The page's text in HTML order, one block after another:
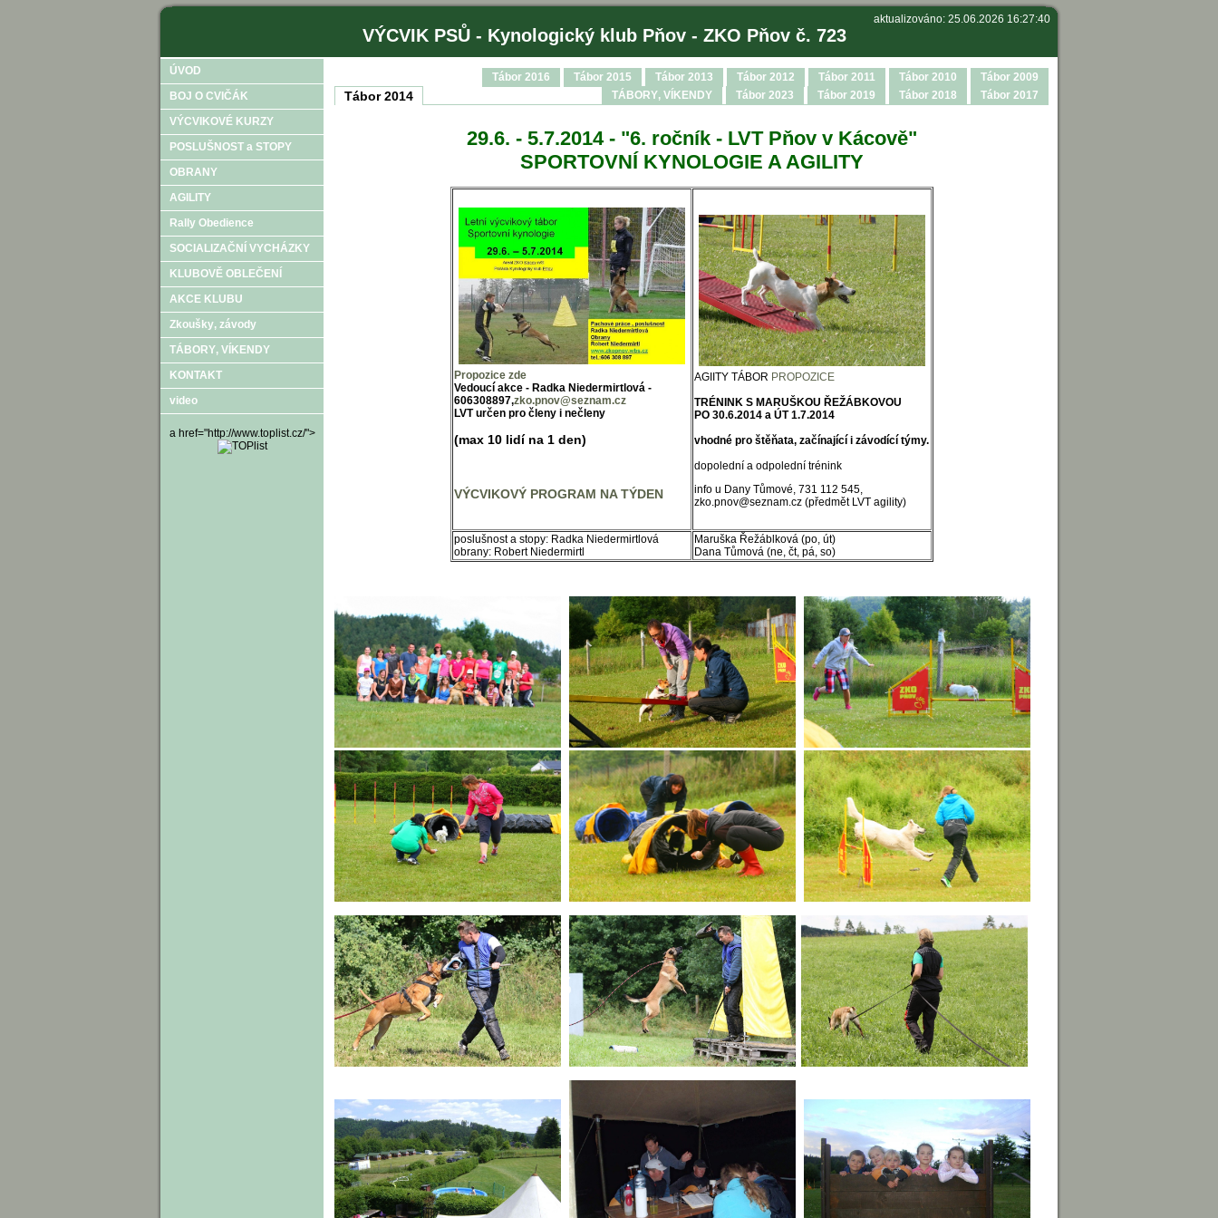
aktualizováno: 25.06.2026 16:27:40
VÝCVIK PSŮ - Kynologický klub Pňov - ZKO Pňov č. 723
ÚVOD
BOJ O CVIČÁK
VÝCVIKOVÉ KURZY
POSLUŠNOST a STOPY
OBRANY
AGILITY
Rally Obedience
SOCIALIZAČNÍ VYCHÁZKY
KLUBOVĚ OBLEČENÍ
AKCE KLUBU
Zkoušky‚ závody
TÁBORY‚ VÍKENDY
KONTAKT
video
a href="http://www.toplist.cz/">
Tábor 2014
Tábor 2009
Tábor 2010
Tábor 2011
Tábor 2012
Tábor 2013
Tábor 2015
Tábor 2016
Tábor 2017
Tábor 2018
Tábor 2019
Tábor 2023
TÁBORY‚ VÍKENDY
29.6. - 5.7.2014 - "6. ročník - LVT Pňov v Kácově"
SPORTOVNÍ KYNOLOGIE A AGILITY
Propozice zde
Vedoucí akce - Radka Niedermirtlová -
606308897,zko.pnov@seznam.cz
LVT určen pro členy i nečleny
(max 10 lidí na 1 den)
VÝCVIKOVÝ PROGRAM NA TÝDEN
AGIITY TÁBOR PROPOZICE
TRÉNINK S MARUŠKOU ŘEŽÁBKOVOU
PO 30.6.2014 a ÚT 1.7.2014
vhodné pro štěňata, začínající i závodící týmy.
dopolední a odpolední trénink
info u Dany Tůmové, 731 112 545,
zko.pnov@seznam.cz (předmět LVT agility)
poslušnost a stopy: Radka Niedermirtlová
obrany: Robert Niedermirtl
Maruška Řežáblková (po, út)
Dana Tůmová (ne, čt, pá, so)